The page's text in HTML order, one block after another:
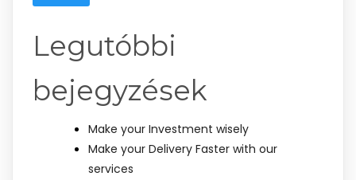
Legutóbbi
bejegyzések
Make your Investment wisely
Make your Delivery Faster with our
services